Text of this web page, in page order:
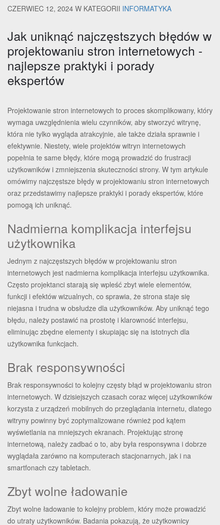
CZERWIEC 12, 2024 W KATEGORII INFORMATYKA
Jak uniknąć najczęstszych błędów w
projektowaniu stron internetowych -
najlepsze praktyki i porady
ekspertów
Projektowanie stron internetowych to proces skomplikowany, który
wymaga uwzględnienia wielu czynników, aby stworzyć witrynę,
która nie tylko wygląda atrakcyjnie, ale także działa sprawnie i
efektywnie. Niestety, wiele projektów witryn internetowych
popełnia te same błędy, które mogą prowadzić do frustracji
użytkowników i zmniejszenia skuteczności strony. W tym artykule
omówimy najczęstsze błędy w projektowaniu stron internetowych
oraz przedstawimy najlepsze praktyki i porady ekspertów, które
pomogą ich uniknąć.
Nadmierna komplikacja interfejsu
użytkownika
Jednym z najczęstszych błędów w projektowaniu stron
internetowych jest nadmierna komplikacja interfejsu użytkownika.
Często projektanci starają się wpleść zbyt wiele elementów,
funkcji i efektów wizualnych, co sprawia, że strona staje się
niejasna i trudna w obsłudze dla użytkowników. Aby uniknąć tego
błędu, należy postawić na prostotę i klarowność interfejsu,
eliminując zbędne elementy i skupiając się na istotnych dla
użytkownika funkcjach.
Brak responsywności
Brak responsywności to kolejny częsty błąd w projektowaniu stron
internetowych. W dzisiejszych czasach coraz więcej użytkowników
korzysta z urządzeń mobilnych do przeglądania internetu, dlatego
witryny powinny być zoptymalizowane również pod kątem
wyświetlania na mniejszych ekranach. Projektując stronę
internetową, należy zadbać o to, aby była responsywna i dobrze
wyglądała zarówno na komputerach stacjonarnych, jak i na
smartfonach czy tabletach.
Zbyt wolne ładowanie
Zbyt wolne ładowanie to kolejny problem, który może prowadzić
do utraty użytkowników. Badania pokazują, że użytkownicy